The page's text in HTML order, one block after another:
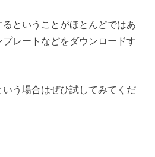
ということがほとんどではあ
レートなどをダウンロードす
う場合はぜひ試してみてくだ